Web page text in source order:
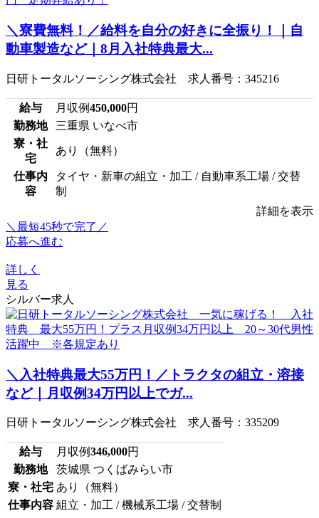
＼寮費無料！／給料を自分の好きに全振り！｜自
動車製造など｜8月入社特典最大...
日研トータルソーシング株式会社 求人番号：345216
給与 月収例450,000円
勤務地
三重県 いなべ市
寮・社
宅
あり（無料）
仕事内
容
タイヤ・新車の組立・加工 / 自動車系工場 / 交替
制
詳細を表示
＼最短45秒で完了／
応募へ進む
詳しく
見る
シルバー求人
＼入社特典最大55万円！／トラクタの組立・溶接
など｜月収例34万円以上でガ...
日研トータルソーシング株式会社 求人番号：335209
給与 月収例346,000円
勤務地
茨城県 つくばみらい市
寮・社宅 あり（無料）
仕事内容 組立・加工 / 機械系工場 / 交替制